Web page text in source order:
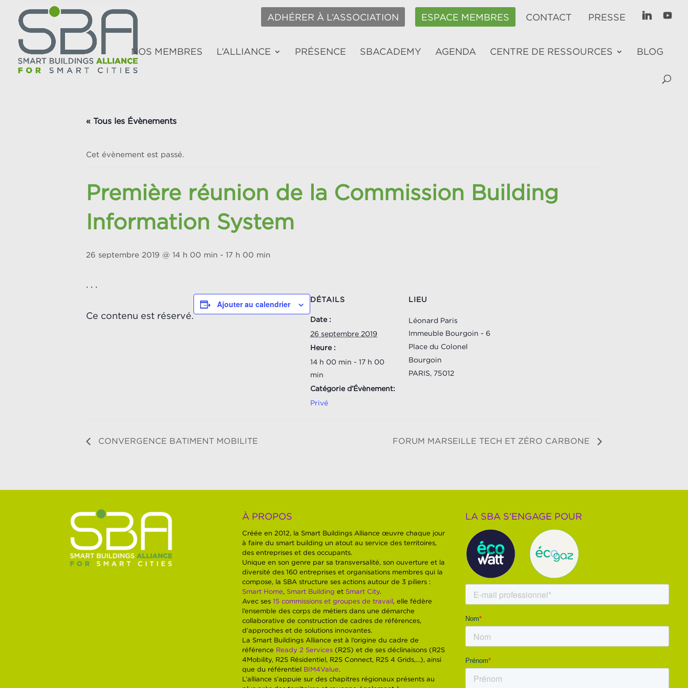
ADHÉRER À L’ASSOCIATION ESPACE MEMBRES CONTACT PRESSE
NOS MEMBRES L’ALLIANCE PRÉSENCE SBACADEMY AGENDA CENTRE DE RESSOURCES BLOG
« Tous les Évènements
Cet évènement est passé.
Première réunion de la Commission Building
Information System
26 septembre 2019 @ 14 h 00 min - 17 h 00 min
. . .
Ce contenu est réservé.
Ajouter au calendrier DÉTAILS
Date :
26 septembre 2019
Heure :
14 h 00 min - 17 h 00
min
Catégorie d’Évènement:
Privé
LIEU
Léonard Paris
Immeuble Bourgoin - 6
Place du Colonel
Bourgoin
PARIS, 75012
CONVERGENCE BATIMENT MOBILITE FORUM MARSEILLE TECH ET ZÉRO CARBONE
À PROPOS
Créée en 2012, la Smart Buildings Alliance œuvre chaque jour
à faire du smart building un atout au service des territoires,
des entreprises et des occupants.
Unique en son genre par sa transversalité, son ouverture et la
diversité des 160 entreprises et organisations membres qui la
compose, la SBA structure ses actions autour de 3 piliers :
Smart Home, Smart Building et Smart City.
Avec ses15 commissions et groupes de travail, elle fédère
l’ensemble des corps de métiers dans une démarche
collaborative de construction de cadres de références,
d’approches et de solutions innovantes.
La Smart Buildings Alliance est à l’origine du cadre de
référence Ready 2 Services (R2S) et de ses déclinaisons (R2S
4Mobility, R2S Résidentiel, R2S Connect, R2S 4 Grids,…), ainsi
que du référentiel BIM4Value.
L’alliance s’appuie sur des chapitres régionaux présents au
LA SBA S’ENGAGE POUR